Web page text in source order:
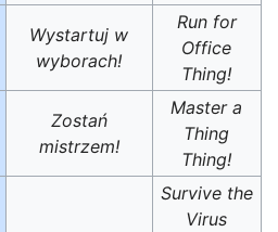
Wystartuj w
wyborach!
Run for
Office
Thing!
Zostań
mistrzem!
Master a
Thing
Thing!
Survive the
Virus